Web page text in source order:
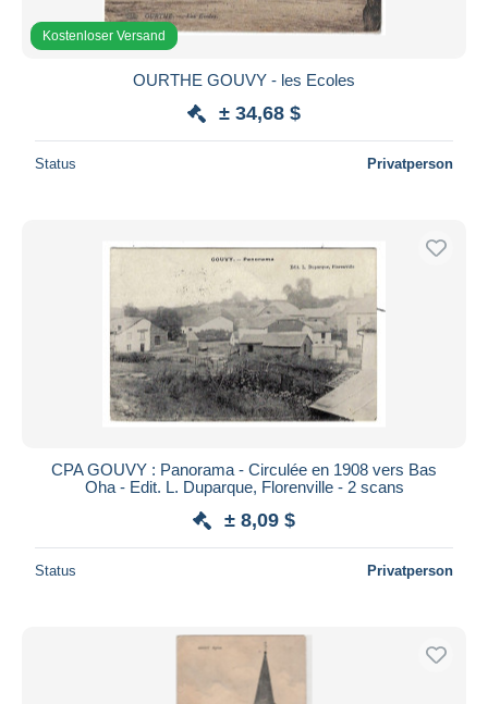
Kostenloser Versand
OURTHE GOUVY - les Ecoles
± 34,68 $
Status Privatperson
CPA GOUVY : Panorama - Circulée en 1908 vers Bas
Oha - Edit. L. Duparque, Florenville - 2 scans
± 8,09 $
Status Privatperson